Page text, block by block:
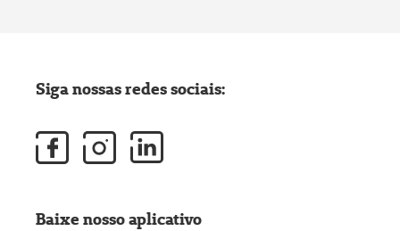
Siga nossas redes sociais:
Baixe nosso aplicativo